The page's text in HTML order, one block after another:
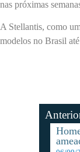
nas próximas
A Stellantis, como
modelos no Brasil